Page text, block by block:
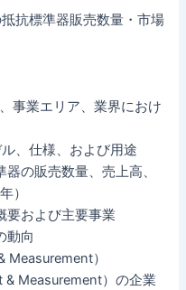
抗標準器販売数量・市場
事業エリア、業界におけ
、仕様、および用途
の販売数量、売上高、
）
要および主要事業
動向
Measurement）
& Measurement）の企業